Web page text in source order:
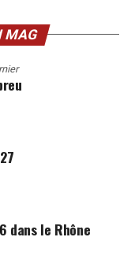
MAG
dans le Rhône